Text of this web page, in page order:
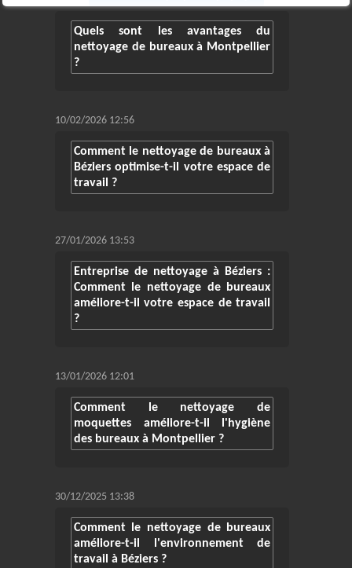
Quels sont les avantages du
nettoyage de bureaux à Montpellier
?
10/02/2026 12:56
Comment le nettoyage de bureaux à
Béziers optimise-t-il votre espace de
travail ?
27/01/2026 13:53
Entreprise de nettoyage à Béziers :
Comment le nettoyage de bureaux
améliore-t-il votre espace de travail
?
13/01/2026 12:01
Comment le nettoyage de
moquettes améliore-t-il l'hygiène
des bureaux à Montpellier ?
30/12/2025 13:38
Comment le nettoyage de bureaux
améliore-t-il l'environnement de
travail à Béziers ?